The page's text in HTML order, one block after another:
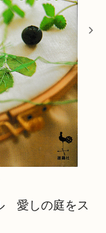
愛しの庭をス